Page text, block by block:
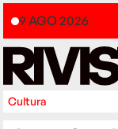
9 AGO 2026
Cultura